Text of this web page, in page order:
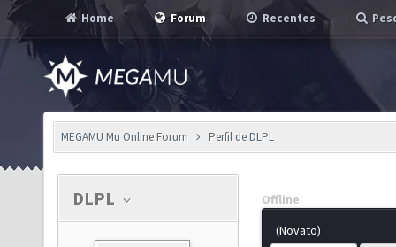
Home Forum Recentes
MEGAMU Mu Online Forum Perfil de DLPL
DLPL
Offline
(Novato)